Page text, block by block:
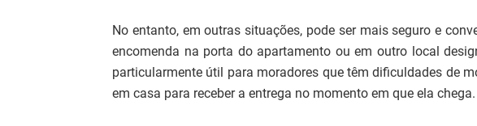
No entanto, em outras situações, pode ser mais seguro e
encomenda na porta do apartamento ou em outro local
particularmente útil para moradores que têm dificuldades de
em casa para receber a entrega no momento em que ela chega.